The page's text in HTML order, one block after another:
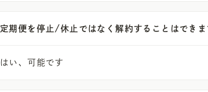
定期便を停止/休止ではなく解約することはできま
はい、可能です